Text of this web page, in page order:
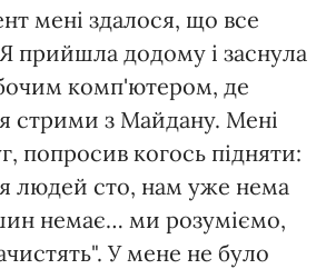
мені здалося, що все
прийшла додому і заснула
комп'ютером, де
стрими з Майдану. Мені
попросив когось підняти:
людей сто, нам уже нема
немає… ми розуміємо,
У мене не було